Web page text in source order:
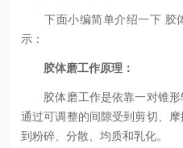
下面小编简单介绍一下 胶
示：
胶体磨工作原理：
胶体磨工作是依靠一对锥形
通过可调整的间隙受到剪切、
到粉碎、分散、均质和乳化。